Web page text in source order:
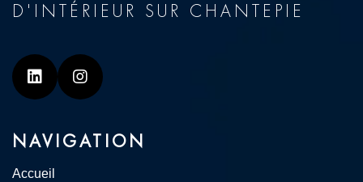
D'INTÉRIEUR SUR CHANTEPIE
Linkedin Instagram
NAVIGATION
Accueil